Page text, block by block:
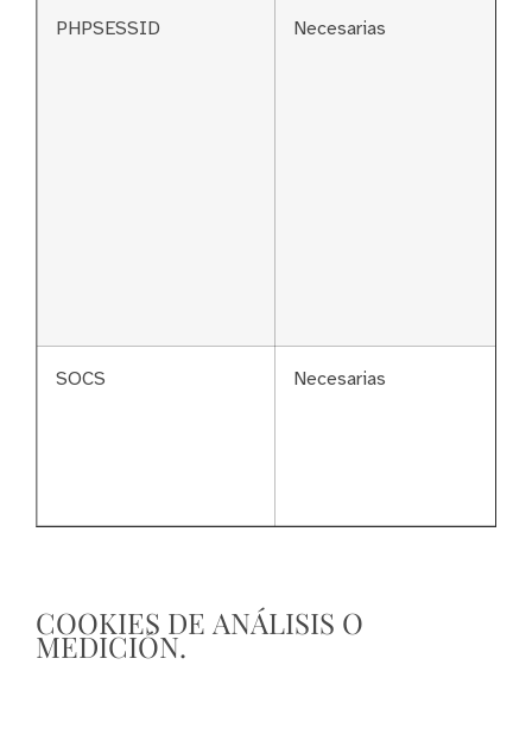
PHPSESSID Necesarias
SOCS Necesarias
COOKIES DE ANÁLISIS O
MEDICIÓN.